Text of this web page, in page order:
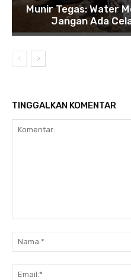
Munir Tegas: Water
Jangan Ada
TINGGALKAN KOMENTAR